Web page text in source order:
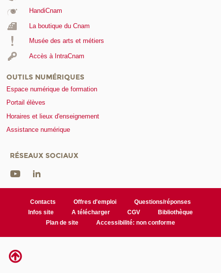
HandiCnam
La boutique du Cnam
Musée des arts et métiers
Accès à IntraCnam
OUTILS NUMÉRIQUES
Espace numérique de formation
Portail élèves
Horaires et lieux d'enseignement
Assistance numérique
RÉSEAUX SOCIAUX
Contacts Offres d'emploi
Questions/réponses
Infos site
A télécharger CGV
Bibliothèque
Plan de site
Accessibilité: non conforme